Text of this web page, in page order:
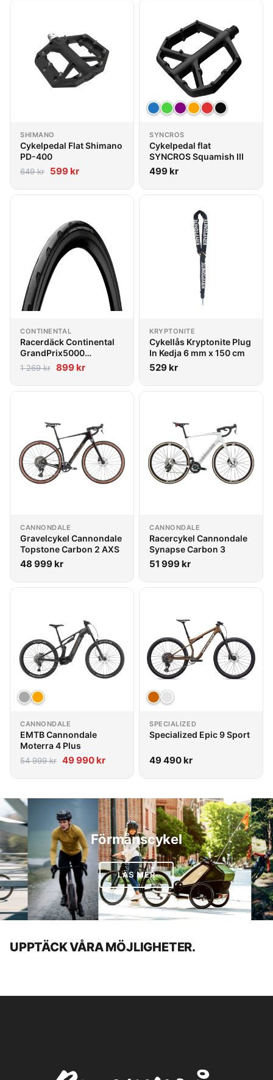
SHIMANO
Cykelpedal Flat Shimano
PD-400
649kr 599 kr
SYNCROS
Cykelpedal flat
SYNCROS Squamish III
499kr
CONTINENTAL
Racerdäck Continental
GrandPrix5000
TimetrialTR
1 269kr 899 kr
KRYPTONITE
Cykellås Kryptonite Plug
In Kedja 6 mm x 150 cm
529kr
CANNONDALE
Gravelcykel Cannondale
Topstone Carbon 2 AXS
48 999kr
CANNONDALE
Racercykel Cannondale
Synapse Carbon 3
51 999kr
CANNONDALE
EMTB Cannondale
Moterra 4 Plus
54 999kr 49 990 kr
SPECIALIZED
Specialized Epic 9 Sport
49 490kr
Förmånscykel
LÄS MER
UPPTÄCK VÅRA MÖJLIGHETER.